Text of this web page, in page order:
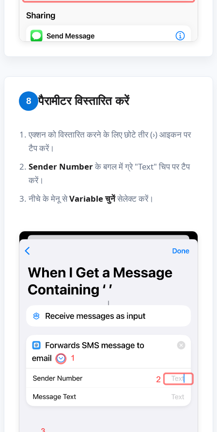
8 पैरामीटर विस्तारित करें
एक्शन को विस्तारित करने के लिए छोटे तीर (›) आइकन पर
टैप करें।
Sender Numberके बगल में ग्रे "Text" चिप पर टैप
करें।
नीचे के मेनू सेVariable चुनेंसेलेक्ट करें।